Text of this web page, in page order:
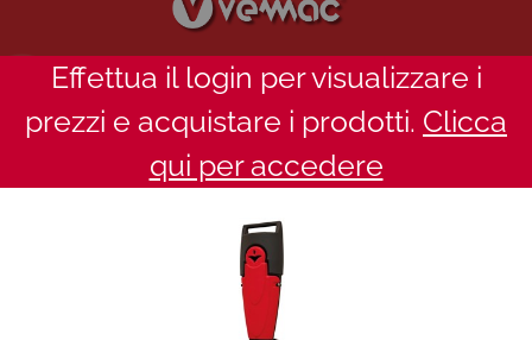
Effettua il login per visualizzare i
prezzi e acquistare i prodotti. Clicca
qui per accedere